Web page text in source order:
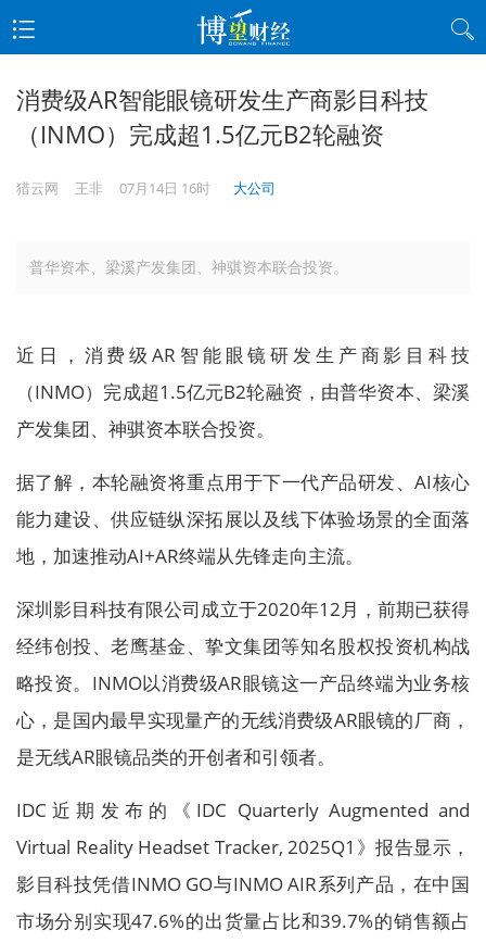
消费级AR智能眼镜研发生产商影目科技
（INMO）完成超1.5亿元B2轮融资
猎云网 王非 07月14日 16时 大公司
普华资本、梁溪产发集团、神骐资本联合投资。
近日，消费级AR智能眼镜研发生产商影目科技
（INMO）完成超1.5亿元B2轮融资，由普华资本、梁溪
产发集团、神骐资本联合投资。
据了解，本轮融资将重点用于下一代产品研发、AI核心
能力建设、供应链纵深拓展以及线下体验场景的全面落
地，加速推动AI+AR终端从先锋走向主流。
深圳影目科技有限公司成立于2020年12月，前期已获得
经纬创投、老鹰基金、挚文集团等知名股权投资机构战
略投资。INMO以消费级AR眼镜这一产品终端为业务核
心，是国内最早实现量产的无线消费级AR眼镜的厂商，
是无线AR眼镜品类的开创者和引领者。
IDC近期发布的《IDC Quarterly Augmented and
Virtual Reality Headset Tracker, 2025Q1》报告显示，
影目科技凭借INMO GO与INMO AIR系列产品，在中国
市场分别实现47.6%的出货量占比和39.7%的销售额占